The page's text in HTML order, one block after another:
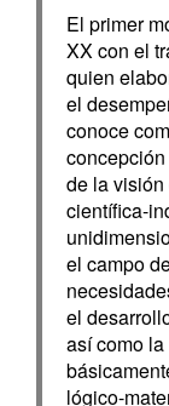
El primer
XX con el
quien
el
conoce
de la
científica-
el campo
el
así como
lógico-